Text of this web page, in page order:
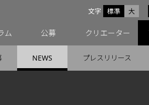
文字サイズ
標準 大
ンドスペース
アンドスペースX
ーツアンドス
ス
ム 公募 クリエーター
NEWS プレスリリース